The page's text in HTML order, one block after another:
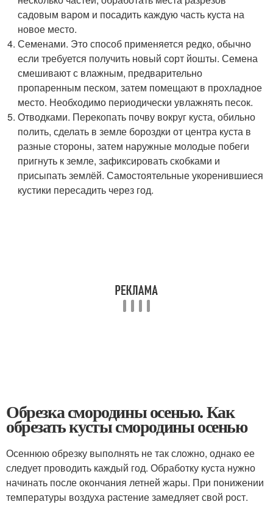
садовым варом и посадить каждую часть куста на
новое место.
Семенами. Это способ применяется редко, обычно
если требуется получить новый сорт йошты. Семена
смешивают с влажным, предварительно
пропаренным песком, затем помещают в прохладное
место. Необходимо периодически увлажнять песок.
Отводками. Перекопать почву вокруг куста, обильно
полить, сделать в земле бороздки от центра куста в
разные стороны, затем наружные молодые побеги
пригнуть к земле, зафиксировать скобками и
присыпать землёй. Самостоятельные укоренившиеся
кустики пересадить через год.
Обрезка смородины осенью. Как
обрезать кусты смородины осенью
Осеннюю обрезку выполнять не так сложно, однако ее
следует проводить каждый год. Обработку куста нужно
начинать после окончания летней жары. При понижении
температуры воздуха растение замедляет свой рост.